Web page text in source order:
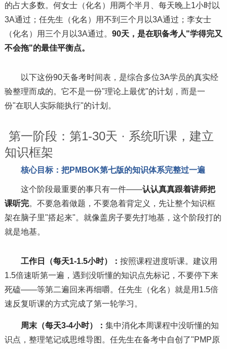
的占大多数。何女士（化名）用两个半月、每天晚上1小时以
3A通过；任先生（化名）用不到三个月以3A通过；李女士
（化名）用三个月以3A通过。 90天，是在职备考人"学得完又
不会拖"的最佳平衡点。
以下这份90天备考时间表，是综合多位3A学员的真实经
验整理而成的。它不是一份"理论上最优"的计划，而是一
份"在职人实际能执行"的计划。
第一阶段：第1-30天 · 系统听课，建立
知识框架
核心目标：把PMBOK第七版的知识体系完整过一遍
这个阶段最重要的事只有一件——认认真真跟着讲师把
课听完。不要急着做题，不要急着背定义，先让整个知识框
架在脑子里"搭起来"。就像盖房子要先打地基，这个阶段打的
就是地基。
工作日（每天1-1.5小时）： 按照课程进度听课。建议用
1.5倍速听第一遍，遇到没听懂的知识点先标记，不要停下来
死磕——等第二遍回来再细嚼。任先生（化名）就是用1.5倍
速反复听课的方式完成了第一轮学习 。
周末（每天3-4小时）： 集中消化本周课程中没听懂的知
识点，整理笔记或思维导图。任先生在备考中自创了"PMP原